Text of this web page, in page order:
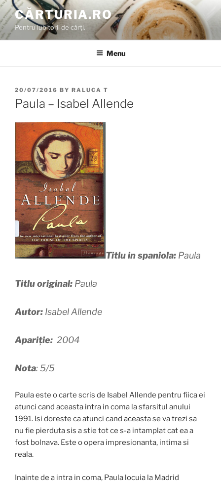
Skip
to
content
CĂRTURIA.RO
Pentru iubitorii de cărți.
Menu
POSTED
ON
20/07/2016 BY RALUCA T
Paula – Isabel Allende
Titlu in spaniola: Paula
Titlu original: Paula
Autor: Isabel Allende
Apariție: 2004
Nota: 5/5
Paula este o carte scris de Isabel Allende pentru fiica ei
atunci cand aceasta intra in coma la sfarsitul anului
1991. Isi doreste ca atunci cand aceasta se va trezi sa
nu fie pierduta sis a stie tot ce s-a intamplat cat ea a
fost bolnava. Este o opera impresionanta, intima si
reala.
Inainte de a intra in coma, Paula locuia la Madrid